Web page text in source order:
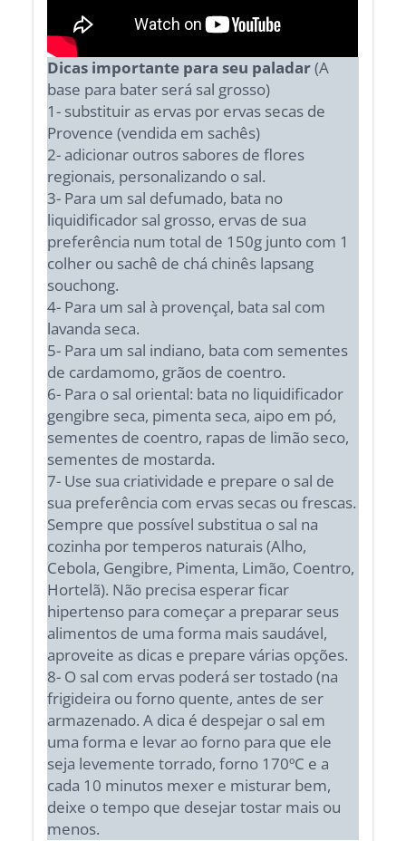
Dicas importante para seu paladar(A
base para bater será sal grosso)
1- substituir as ervas por ervas secas de
Provence (vendida em sachês)
2- adicionar outros sabores de flores
regionais, personalizando o sal.
3- Para um sal defumado, bata no
liquidificador sal grosso, ervas de sua
preferência num total de 150g junto com 1
colher ou sachê de chá chinês lapsang
souchong.
4- Para um sal à provençal, bata sal com
lavanda seca.
5- Para um sal indiano, bata com sementes
de cardamomo, grãos de coentro.
6- Para o sal oriental: bata no liquidificador
gengibre seca, pimenta seca, aipo em pó,
sementes de coentro, rapas de limão seco,
sementes de mostarda.
7- Use sua criatividade e prepare o sal de
sua preferência com ervas secas ou frescas.
Sempre que possível substitua o sal na
cozinha por temperos naturais (Alho,
Cebola, Gengibre, Pimenta, Limão, Coentro,
Hortelã). Não precisa esperar ficar
hipertenso para começar a preparar seus
alimentos de uma forma mais saudável,
aproveite as dicas e prepare várias opções.
8- O sal com ervas poderá ser tostado (na
frigideira ou forno quente, antes de ser
armazenado. A dica é despejar o sal em
uma forma e levar ao forno para que ele
seja levemente torrado, forno 170ºC e a
cada 10 minutos mexer e misturar bem,
deixe o tempo que desejar tostar mais ou
menos.